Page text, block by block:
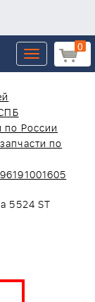
0
Toggle
navigation
по России
по
5524 ST